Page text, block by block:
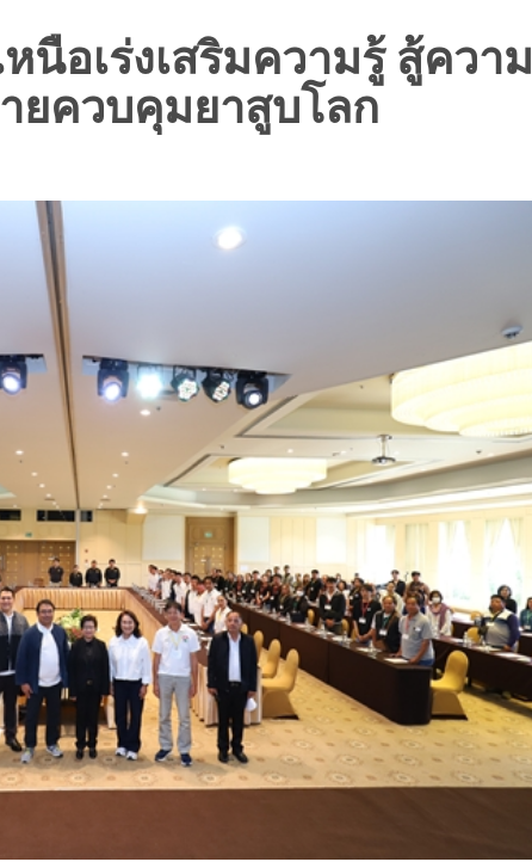
นือเร่งเสริมความรู้ สู้ความ
ยควบคุมยาสูบโลก